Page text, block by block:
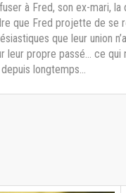
à Fred, son ex-mari,
que Fred projette de se
que leur union
leur propre passé… ce
longtemps…